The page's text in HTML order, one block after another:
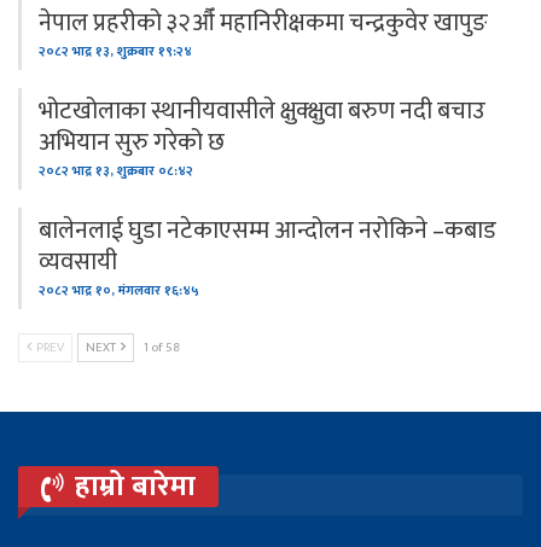
नेपाल प्रहरीको ३२औँ महानिरीक्षकमा चन्द्रकुवेर खापुङ
२०८२ भाद्र १३, शुक्रबार १९:२४
भोटखोलाका स्थानीयवासीले क्षुक्क्षुवा बरुण नदी बचाउ
अभियान सुरु गरेको छ
२०८२ भाद्र १३, शुक्रबार ०८:४२
बालेनलाई घुडा नटेकाएसम्म आन्दोलन नरोकिने –कबाड
व्यवसायी
२०८२ भाद्र १०, मंगलवार १६:४५
PREV NEXT 1 of 58
हाम्रो बारेमा